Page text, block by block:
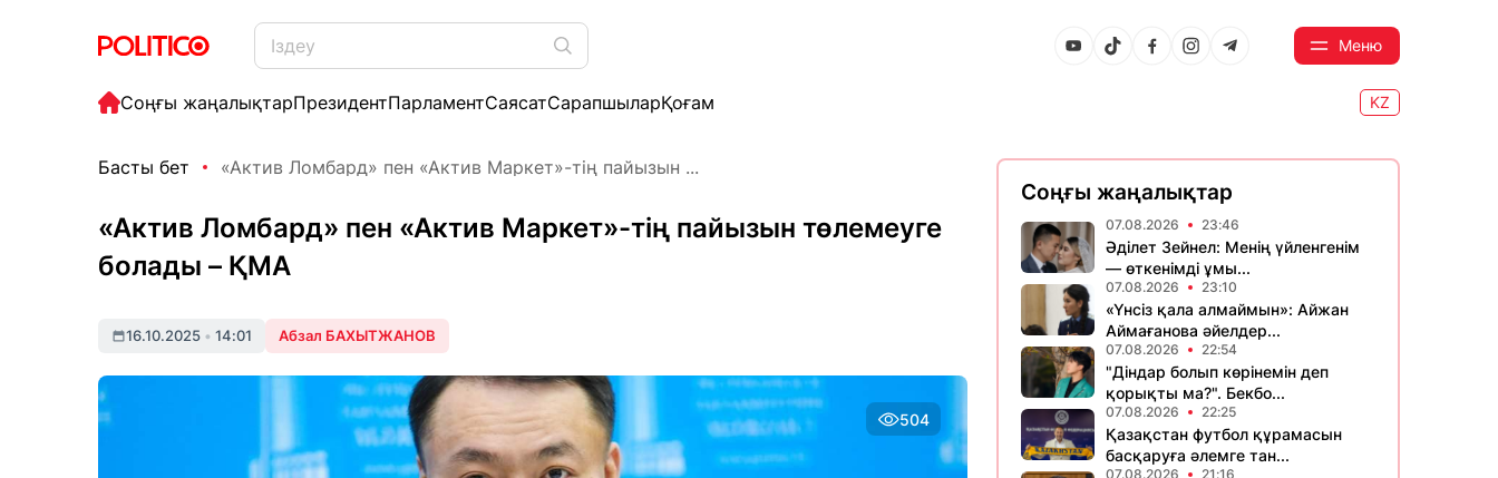
Меню
Соңғы жаңалықтарПрезидентПарламентСаясатСарапшыларҚоғам KZ
Басты бет «Актив Ломбард» пен «Актив Маркет»-тің пайызын ...
«Актив Ломбард» пен «Актив Маркет»-тің пайызын төлемеуге
болады – ҚМА
16.10.2025 • 14:01 Абзал БАХЫТЖАНОВ
504
Соңғы жаңалықтар
07.08.2026 23:46
Әділет Зейнел: Менің үйленгенім
— өткенімді ұмы...
07.08.2026 23:10
«Үнсіз қала алмаймын»: Айжан
Аймағанова әйелдер...
07.08.2026 22:54
"Діндар болып көрінемін деп
қорықты ма?". Бекбо...
07.08.2026 22:25
Қазақстан футбол құрамасын
басқаруға әлемге тан...
07.08.2026 21:16